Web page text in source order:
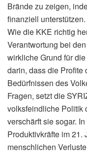
Brände zu zeigen,
finanziell unterstützen.
Wie die KKE richtig
Verantwortung bei
wirkliche Grund für
darin, dass die Profite
Bedürfnissen des
Fragen, setzt die
volksfeindliche Politik
verschärft sie sogar.
Produktivkräfte im 21.
menschlichen